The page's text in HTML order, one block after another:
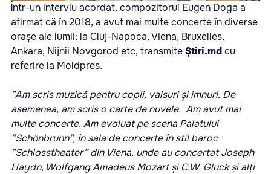
Într-un interviu acordat, compozitorul Eugen Doga a
afirmat că în 2018, a avut mai multe concerte în diverse
orașe ale lumii: la Cluj-Napoca, Viena, Bruxelles,
Ankara, Nijnii Novgorod etc, transmiteȘtiri.mdcu
referire la Moldpres.
”Am scris muzică pentru copii, valsuri și imnuri. De
asemenea, am scris o carte de nuvele. Am avut mai
multe concerte. Am evoluat pe scena Palatului
”Schönbrunn”, în sala de concerte în stil baroc
”Schlosstheater” din Viena, unde au concertat Joseph
Haydn, Wolfgang Amadeus Mozart și C.W. Gluck și alți